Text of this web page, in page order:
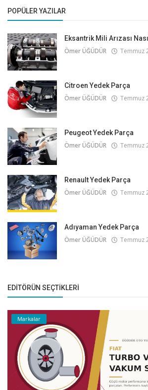
POPÜLER YAZILAR
Eksantrik Mili Arızası
Ömer ÜĞÜDÜR Temmuz
Citroen Yedek Parça
Ömer ÜĞÜDÜR Temmuz
Peugeot Yedek Parça
Ömer ÜĞÜDÜR Temmuz
Renault Yedek Parça
Ömer ÜĞÜDÜR Temmuz
Adıyaman Yedek Parça
Ömer ÜĞÜDÜR Temmuz
EDITÖRÜN SEÇTIKLERI
Markalar